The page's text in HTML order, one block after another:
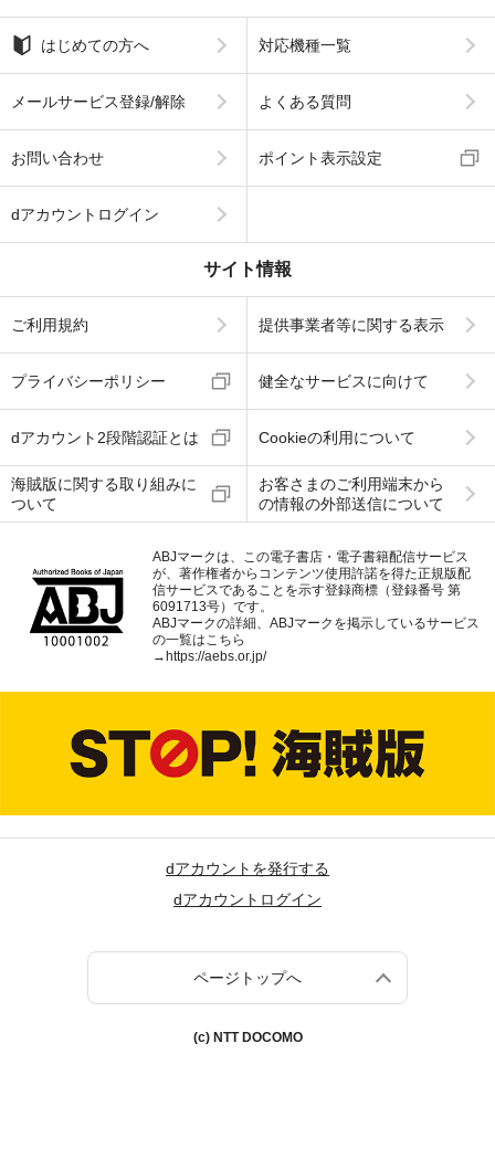
はじめての方へ 対応機種一覧
メールサービス登録/解除 よくある質問
お問い合わせ ポイント表示設定
dアカウントログイン
サイト情報
ご利用規約 提供事業者等に関する表示
プライバシーポリシー 健全なサービスに向けて
dアカウント2段階認証とは Cookieの利用について
海賊版に関する取り組みに
ついて
お客さまのご利用端末から
の情報の外部送信について
ABJマークは、この電子書店・電子書籍配信サービス
が、著作権者からコンテンツ使用許諾を得た正規版配
信サービスであることを示す登録商標（登録番号 第
6091713号）です。
ABJマークの詳細、ABJマークを掲示しているサービス
の一覧はこちら
→ https://aebs.or.jp/
dアカウントを発行する
dアカウントログイン
ページトップへ
(c) NTT DOCOMO